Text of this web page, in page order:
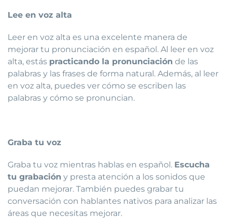
Lee en voz alta
Leer en voz alta es una excelente manera de
mejorar tu pronunciación en español. Al leer en voz
alta, estás practicando la pronunciación de las
palabras y las frases de forma natural. Además, al leer
en voz alta, puedes ver cómo se escriben las
palabras y cómo se pronuncian.
Graba tu voz
Graba tu voz mientras hablas en español. Escucha
tu grabación y presta atención a los sonidos que
puedan mejorar. También puedes grabar tu
conversación con hablantes nativos para analizar las
áreas que necesitas mejorar.